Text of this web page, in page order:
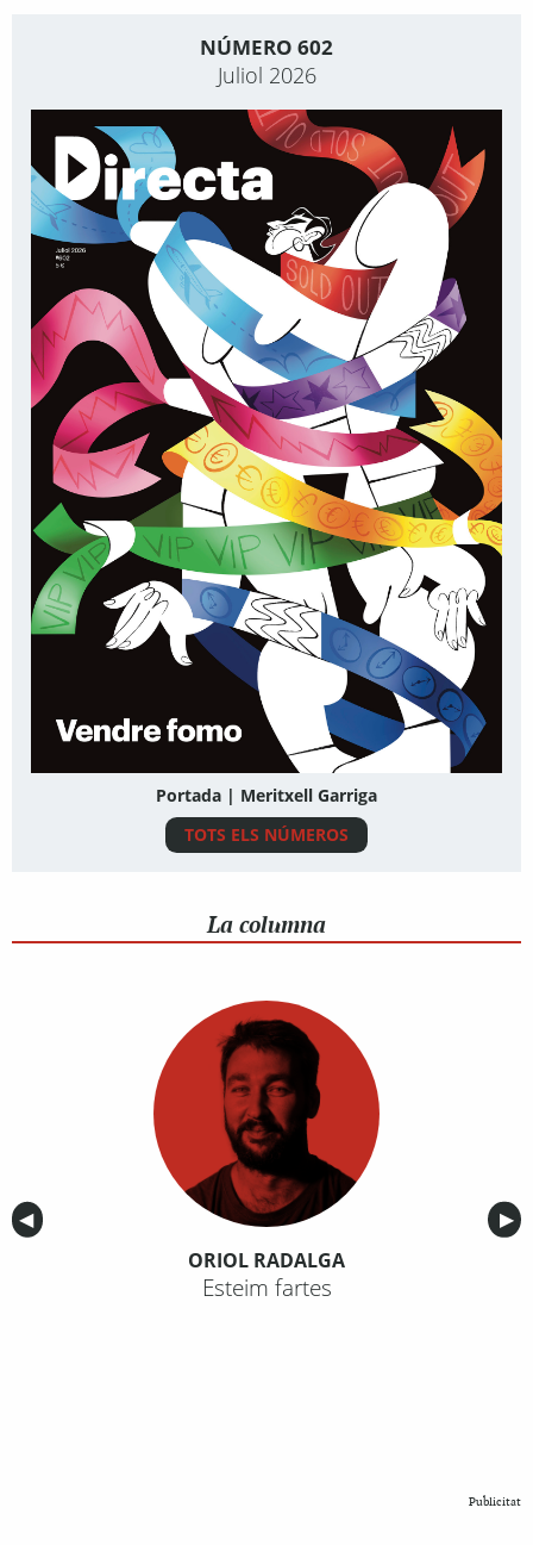
NÚMERO 602
Juliol 2026
Portada | Meritxell Garriga
TOTS ELS NÚMEROS
La columna
Anterior
◀︎ ▶︎
ORIOL RADALGA
Esteim fartes
Publicitat